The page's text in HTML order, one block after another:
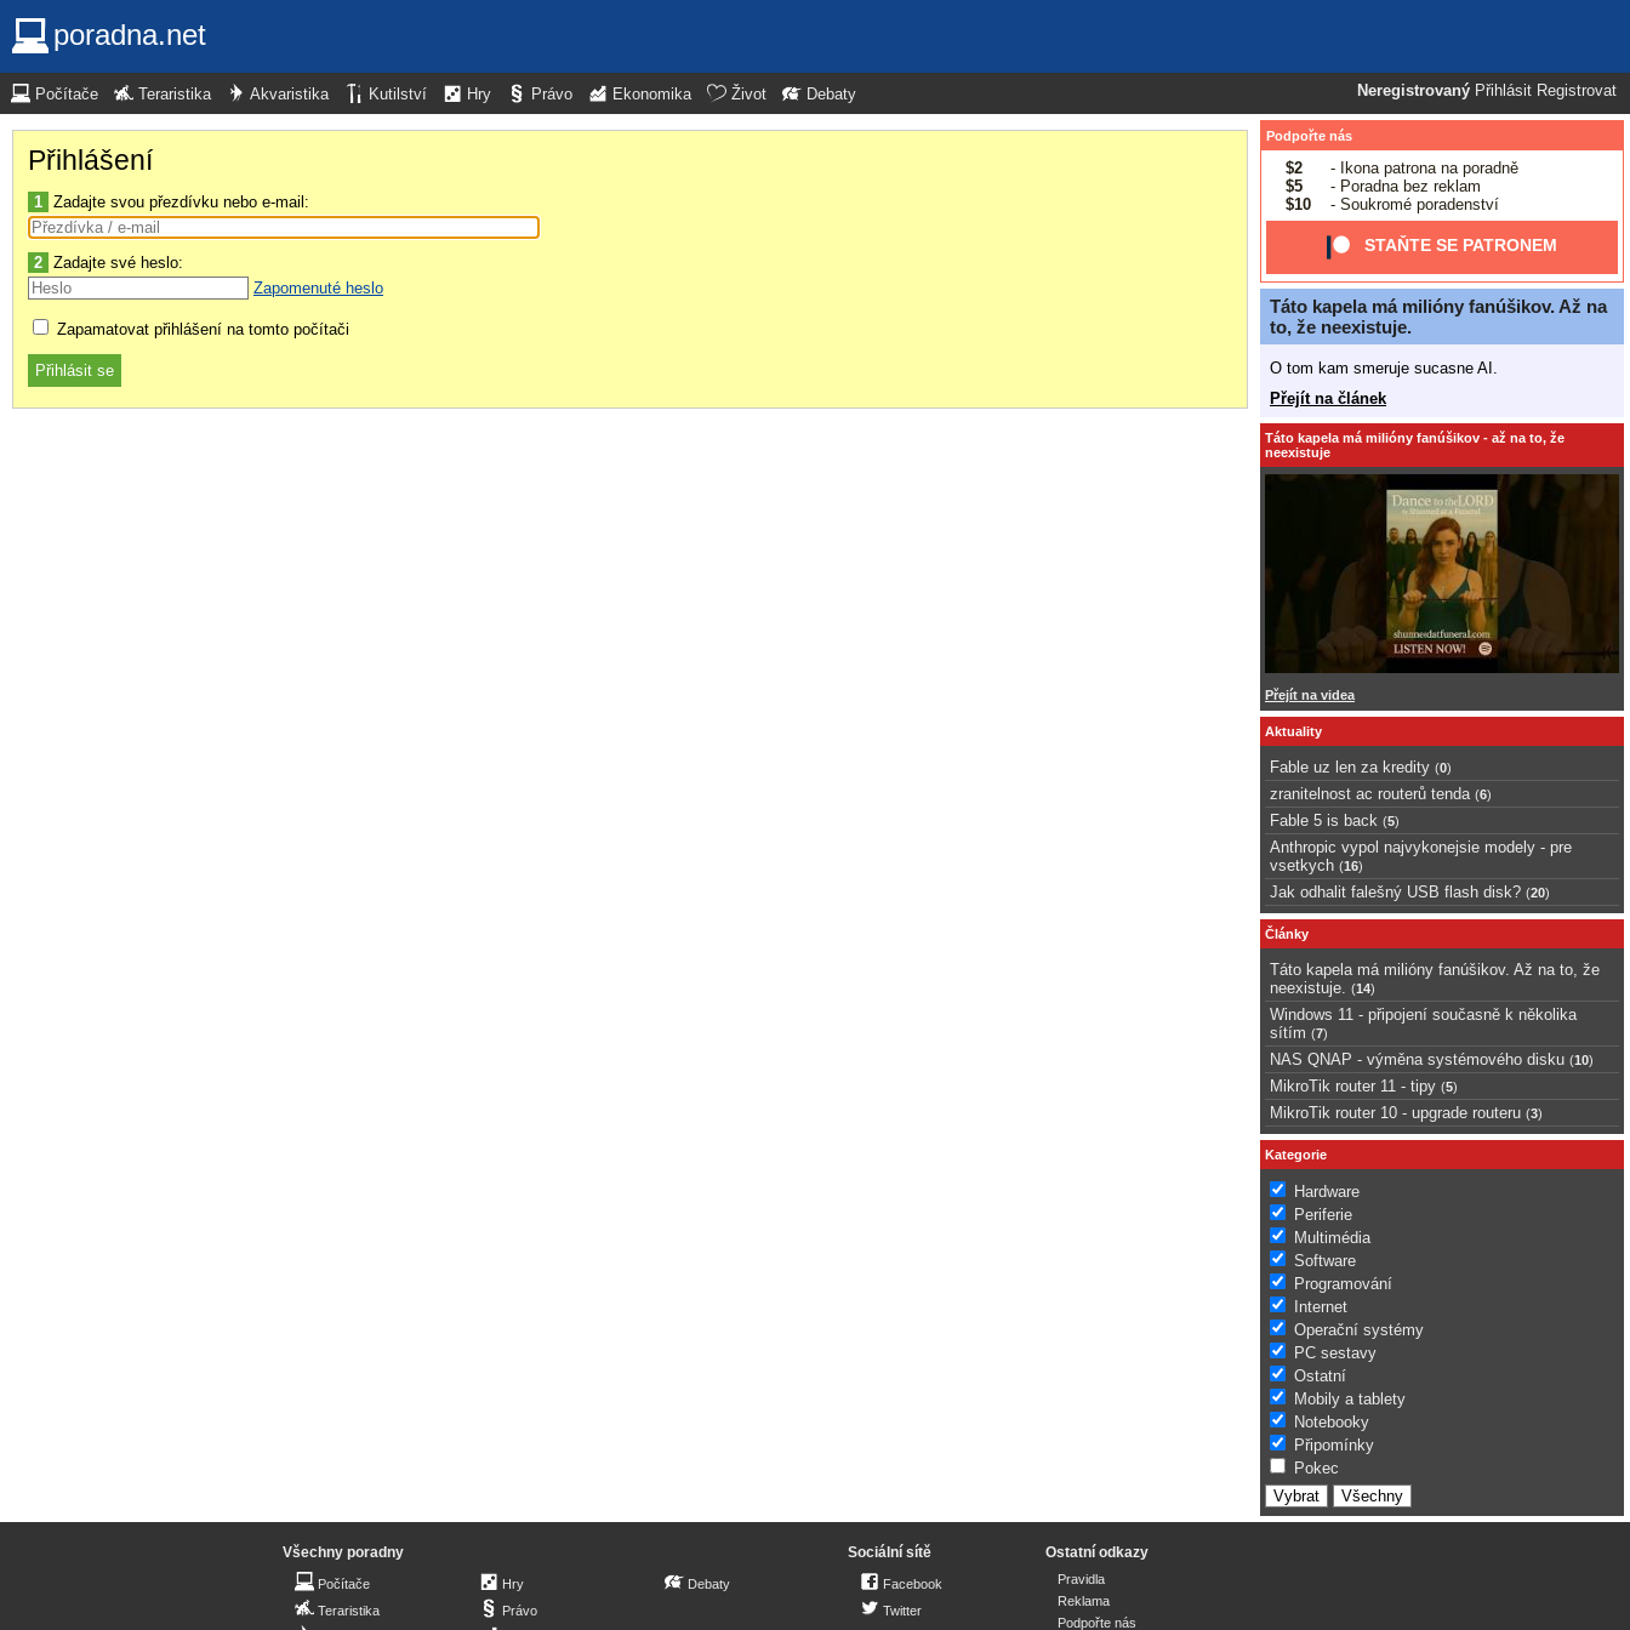
poradna.net
Neregistrovaný Přihlásit Registrovat
Počítače Teraristika Akvaristika Kutilství Hry Právo Ekonomika Život Debaty
Přihlášení
1 Zadajte svou přezdívku nebo e-mail:
2 Zadajte své heslo:
Zapomenuté heslo
Zapamatovat přihlášení na tomto počítači
Podpořte nás
$2
- Ikona patrona na poradně
$5
- Poradna bez reklam
$10
- Soukromé poradenství
STAŇTE SE PATRONEM
Táto kapela má milióny fanúšikov. Až na
to, že neexistuje.
O tom kam smeruje sucasne AI.
Přejít na článek
Táto kapela má milióny fanúšikov - až na to, že
neexistuje
Přejít na videa
Aktuality
Fable uz len za kredity (0)
zranitelnost ac routerů tenda (6)
Fable 5 is back (5)
Anthropic vypol najvykonejsie modely - pre
vsetkych (16)
Jak odhalit falešný USB flash disk? (20)
Články
Táto kapela má milióny fanúšikov. Až na to, že
neexistuje.
(14)
Windows 11 - připojení současně k několika
sítím (7)
NAS QNAP - výměna systémového disku (10)
MikroTik router 11 - tipy (5)
MikroTik router 10 - upgrade routeru (3)
Kategorie
Hardware
Periferie
Multimédia
Software
Programování
Internet
Operační systémy
PC sestavy
Ostatní
Mobily a tablety
Notebooky
Připomínky
Pokec
Všechny poradny
Počítače
Teraristika
Hry
Právo
Debaty
Sociální sítě
Facebook
Twitter
Ostatní odkazy
Pravidla
Reklama
Podpořte nás